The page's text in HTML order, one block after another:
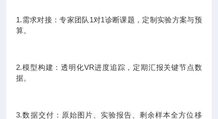
1.需求对接：专家团队1对1诊断课题，定制实验方案与预
算。
2.模型构建：透明化VR进度追踪，定期汇报关键节点数
据。
3.数据交付：原始图片、实验报告、剩余样本全方位移